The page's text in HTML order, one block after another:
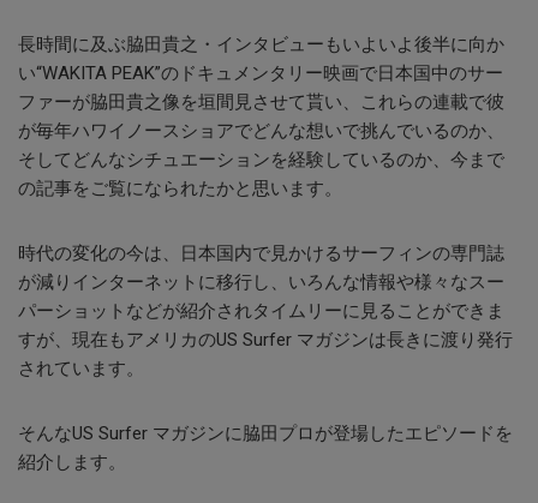
長時間に及ぶ脇田貴之・インタビューもいよいよ後半に向か
い“WAKITA PEAK”のドキュメンタリー映画で日本国中のサー
ファーが脇田貴之像を垣間見させて貰い、これらの連載で彼
が毎年ハワイノースショアでどんな想いで挑んでいるのか、
そしてどんなシチュエーションを経験しているのか、今まで
の記事をご覧になられたかと思います。
時代の変化の今は、日本国内で見かけるサーフィンの専門誌
が減りインターネットに移行し、いろんな情報や様々なスー
パーショットなどが紹介されタイムリーに見ることができま
すが、現在もアメリカのUS Surfer マガジンは長きに渡り発行
されています。
そんなUS Surfer マガジンに脇田プロが登場したエピソードを
紹介します。